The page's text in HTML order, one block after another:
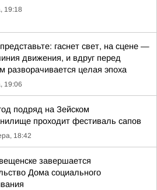
19:18
гаснет свет, на сцене —
движения, и вдруг перед
разворачивается целая эпоха
19:06
подряд на Зейском
проходит фестиваль сапов
18:42
завершается
Дома социального